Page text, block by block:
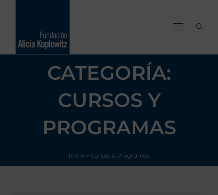
CATEGORÍA:
CURSOS Y
PROGRAMAS
Inicio > Cursos Y Programas